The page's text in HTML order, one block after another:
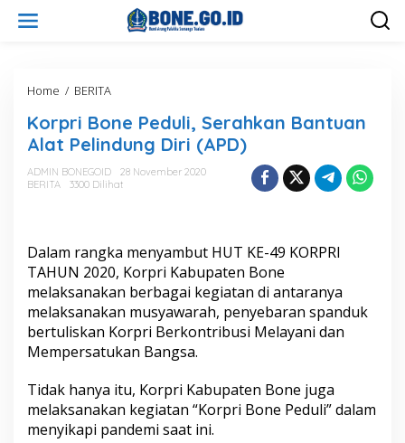
Home / BERITA
r
p
r
B
P
e
d
u
l
i
,
e
r
a
h
Korpri Bone Peduli, Serahkan Bantuan
Alat Pelindung Diri (APD)
ADMIN BONEGOID
28 November 2020
BERITA
3300 Dilihat
Dalam rangka menyambut HUT KE-49 KORPRI
TAHUN 2020, Korpri Kabupaten Bone
melaksanakan berbagai kegiatan di antaranya
melaksanakan musyawarah, penyebaran spanduk
bertuliskan Korpri Berkontribusi Melayani dan
Mempersatukan Bangsa.
Tidak hanya itu, Korpri Kabupaten Bone juga
melaksanakan kegiatan “Korpri Bone Peduli” dalam
menyikapi pandemi saat ini.